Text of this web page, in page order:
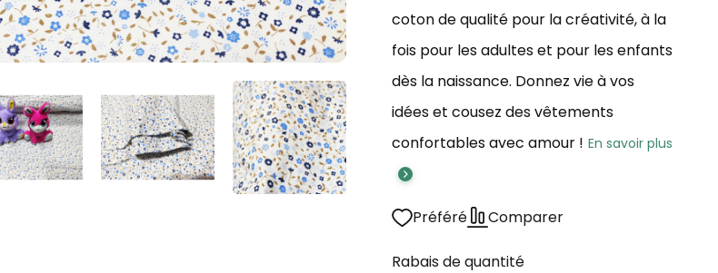
coton de qualité pour la créativité, à la
fois pour les adultes et pour les enfants
dès la naissance. Donnez vie à vos
idées et cousez des vêtements
confortables avec amour ! En savoir plus
Préféré Comparer
Rabais de quantité